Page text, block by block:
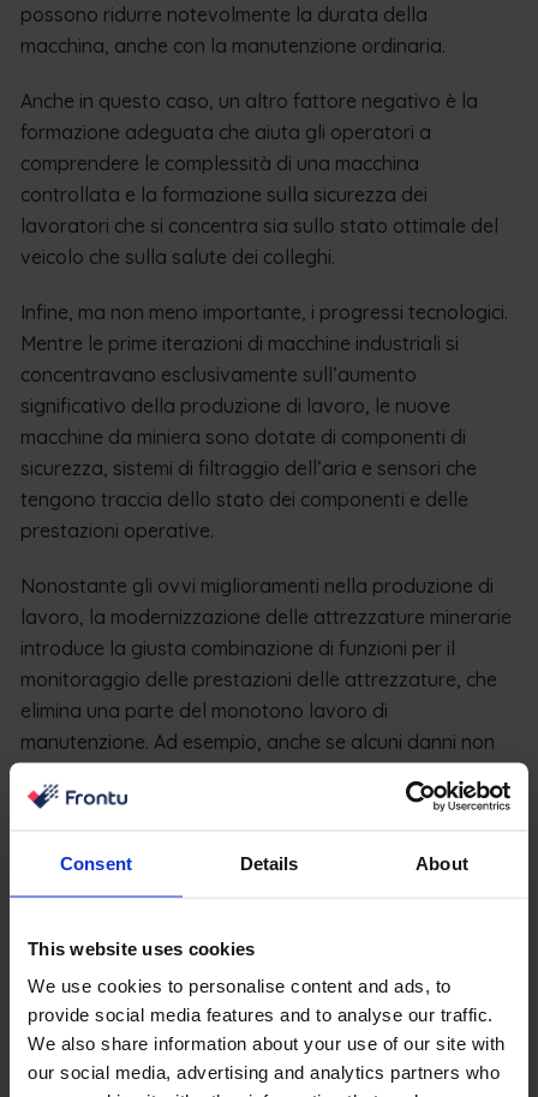
Consent Details About
This website uses cookies
We use cookies to personalise content and ads, to
provide social media features and to analyse our traffic.
We also share information about your use of our site with
our social media, advertising and analytics partners who
possono ridurre notevolmente la durata della
macchina, anche con la manutenzione ordinaria.
Anche in questo caso, un altro fattore negativo è la
formazione adeguata che aiuta gli operatori a
comprendere le complessità di una macchina
controllata e la formazione sulla sicurezza dei
lavoratori che si concentra sia sullo stato ottimale del
veicolo che sulla salute dei colleghi.
Infine, ma non meno importante, i progressi tecnologici.
Mentre le prime iterazioni di macchine industriali si
concentravano esclusivamente sull’aumento
significativo della produzione di lavoro, le nuove
macchine da miniera sono dotate di componenti di
sicurezza, sistemi di filtraggio dell’aria e sensori che
tengono traccia dello stato dei componenti e delle
prestazioni operative.
Nonostante gli ovvi miglioramenti nella produzione di
lavoro, la modernizzazione delle attrezzature minerarie
introduce la giusta combinazione di funzioni per il
monitoraggio delle prestazioni delle attrezzature, che
elimina una parte del monotono lavoro di
manutenzione. Ad esempio, anche se alcuni danni non
successo rendono la vita del gestore delle attrezzature
Perché la manutenzione delle
attrezzature è importante nel
settore minerario?
Da quando sono state introdotte le attrezzature
industriali, l’enorme quantità di lavoro e la
stabilizzazione delle strutture sotterranee hanno